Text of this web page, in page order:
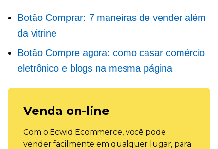
Botão Comprar: 7 maneiras de vender além
da vitrine
Botão Compre agora: como casar comércio
eletrônico e blogs na mesma página
Venda on-line
Com o Ecwid Ecommerce, você pode
vender facilmente em qualquer lugar, para